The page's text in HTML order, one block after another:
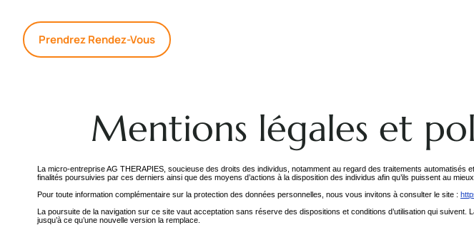
Prendrez Rendez-Vous
Mentions légales et
La micro-entreprise AG THERAPIES, soucieuse des droits des individus, notamment au regard des traitements automatisés
finalités poursuivies par ces derniers ainsi que des moyens d’actions à la disposition des individus afin qu’ils puissent au
Pour toute information complémentaire sur la protection des données personnelles, nous vous invitons à consulter le site :
La poursuite de la navigation sur ce site vaut acceptation sans réserve des dispositions et conditions d’utilisation qui
jusqu’à ce qu’une nouvelle version la remplace.